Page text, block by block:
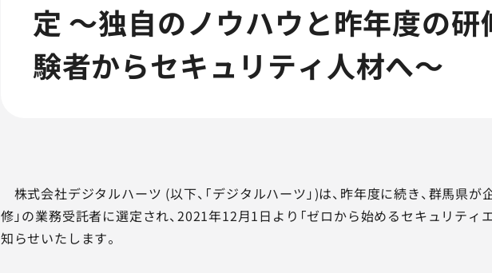
定 ～独自のノウハウと昨年度の研
験者からセキュリティ人材へ～
株式会社デジタルハーツ (以下、「デジタルハーツ」)は、昨年度に続き、群馬県
修」の業務受託者に選定され、2021年12月1日より「ゼロから始めるセキュリテ
知らせいたします。